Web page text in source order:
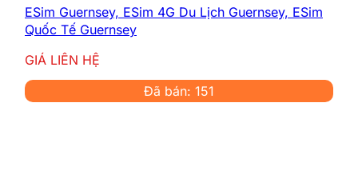
ESim Guernsey, ESim 4G Du Lịch Guernsey, ESim
Quốc Tế Guernsey
GIÁ LIÊN HỆ
Đã bán: 151